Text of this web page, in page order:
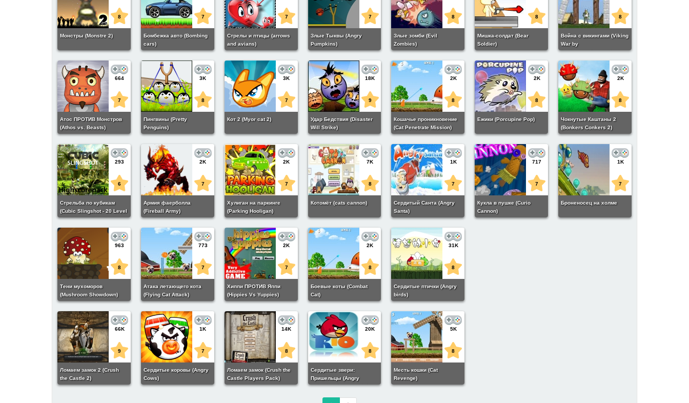
8
Монстры (Monstre 2)
7
Бомбежка авто (Bombing
cars)
7
Стрелы и птицы (arrows
and avians)
7
Злые Тыквы (Angry
Pumpkins)
8
Злые зомби (Evil
Zombies)
8
Мишка-солдат (Bear
Soldier)
8
Война с викингами (Viking
War by
flashgamesfan.com)
664
7
Атос ПРОТИВ Монстров
(Athos vs. Beasts)
3K
8
Пингвины (Pretty
Penguins)
3K
7
Кот 2 (Myor cat 2)
18K
9
Удар Бедствия (Disaster
Will Strike)
2K
8
Кошачье проникновение
(Cat Penetrate Mission)
2K
8
Ежики (Porcupine Pop)
2K
8
Чокнутые Каштаны 2
(Bonkers Conkers 2)
293
6
Стрельба по кубикам
(Cubic Slingshot - 20 Level
- Highscore Game)
2K
7
Армия фаерболла
(Fireball Army)
2K
7
Хулиган на паркинге
(Parking Hooligan)
7K
8
Котомёт (cats cannon)
1K
7
Сердитый Санта (Angry
Santa)
717
7
Кукла в пушке (Curio
Cannon)
1K
7
Броненосец на холме
963
8
Тени мухоморов
(Mushroom Showdown)
773
7
Атака летающего кота
(Flying Cat Attack)
2K
7
Хиппи ПРОТИВ Яппи
(Hippies Vs Yuppies)
2K
8
Боевые коты (Combat
Cat)
31K
8
Сердитые птички (Angry
birds)
66K
9
Ломаем замок 2 (Crush
the Castle 2)
1K
7
Сердитые коровы (Angry
Cows)
14K
8
Ломаем замок (Crush the
Castle Players Pack)
20K
8
Сердитые звери:
Пришельцы (Angry
animals: ufos come in)
5K
8
Месть кошки (Cat
Revenge)